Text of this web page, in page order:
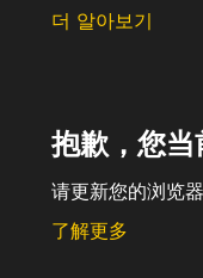
더 알아보기
抱歉，您
请更新您的浏览
了解更多